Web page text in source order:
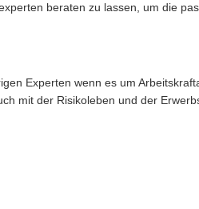
beraten zu lassen, um die
Experten wenn es um
mit der Risikoleben und der